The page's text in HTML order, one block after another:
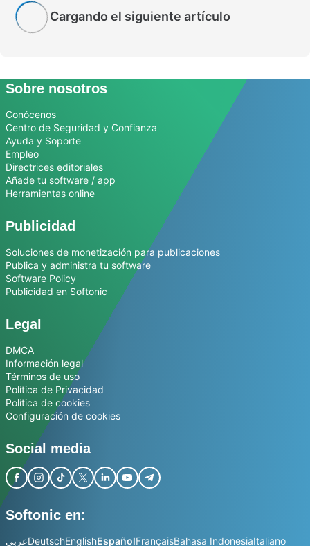
Cargando el siguiente artículo
Sobre nosotros
Conócenos
Centro de Seguridad y Confianza
Ayuda y Soporte
Empleo
Directrices editoriales
Añade tu software / app
Herramientas online
Publicidad
Soluciones de monetización para publicaciones
Publica y administra tu software
Software Policy
Publicidad en Softonic
Legal
DMCA
Información legal
Términos de uso
Política de Privacidad
Política de cookies
Configuración de cookies
Social media
Softonic en:
عربيDeutschEnglishEspañolFrançaisBahasa IndonesiaItaliano